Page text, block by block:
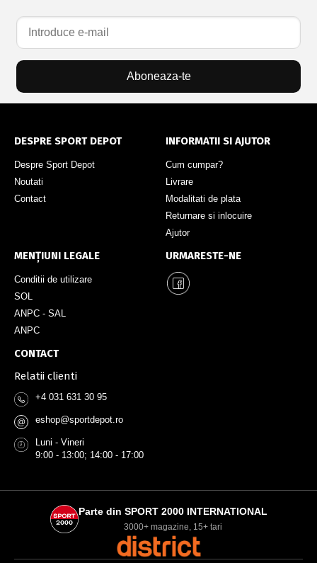
Aboneaza-te
DESPRE SPORT DEPOT
Despre Sport Depot
Noutati
Contact
INFORMATII SI AJUTOR
Cum cumpar?
Livrare
Modalitati de plata
Returnare si inlocuire
Ajutor
MENȚIUNI LEGALE
Conditii de utilizare
SOL
ANPC - SAL
ANPC
URMARESTE-NE
CONTACT
Relatii clienti
+4 031 631 30 95
@ eshop@sportdepot.ro
Luni - Vineri
9:00 - 13:00; 14:00 - 17:00
Parte din SPORT 2000 INTERNATIONAL
3000+ magazine, 15+ tari